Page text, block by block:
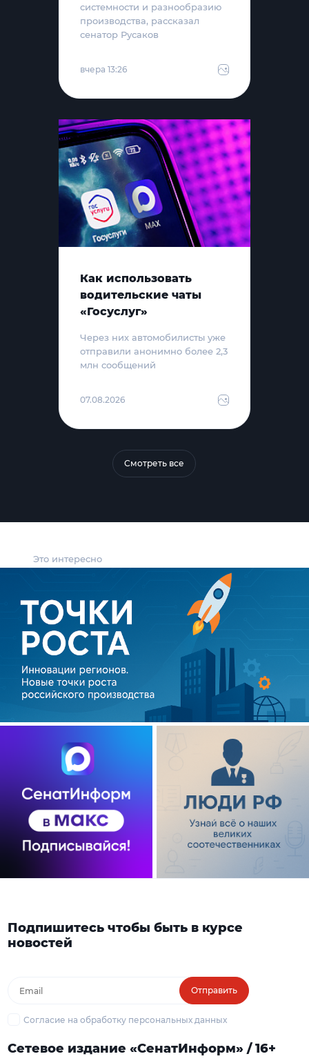
Это интересно
системности и разнообразию
производства, рассказал
сенатор Русаков
вчера 13:26
Как использовать
водительские чаты
«Госуслуг»
Через них автомобилисты уже
отправили анонимно более 2,3
млн сообщений
07.08.2026
Смотреть все
Подпишитесь чтобы быть в курсе
новостей
Отправить
Согласие на обработку персональных данных
Сетевое издание «СенатИнформ» / 16+